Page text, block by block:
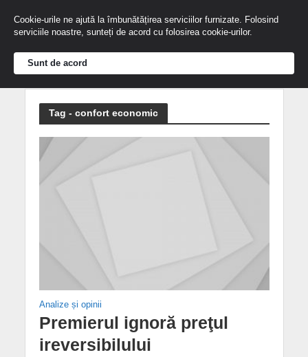
Tag - confort economic
Analize și opinii
Premierul ignoră preţul
ireversibilului
Cookie-urile ne ajută la îmbunătățirea serviciilor furnizate. Folosind
serviciile noastre, sunteți de acord cu folosirea cookie-urilor.
Sunt de acord